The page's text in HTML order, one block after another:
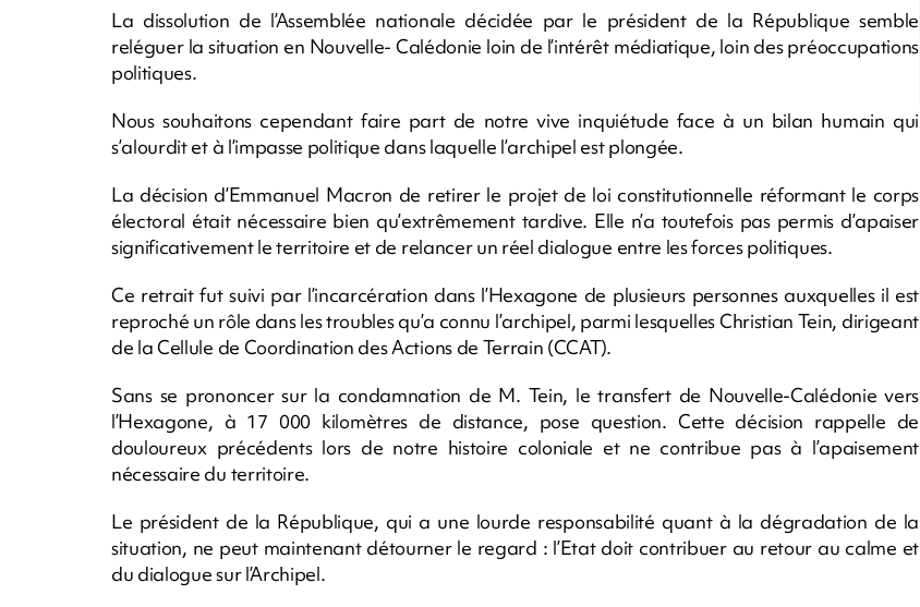
La dissolution de l’Assemblée nationale décidée par le président de la République semble
reléguer la situation en Nouvelle- Calédonie loin de l’intérêt médiatique, loin des préoccupations
politiques.
Nous souhaitons cependant faire part de notre vive inquiétude face à un bilan humain qui
s’alourdit et à l’impasse politique dans laquelle l’archipel est plongée.
La décision d’Emmanuel Macron de retirer le projet de loi constitutionnelle réformant le corps
électoral était nécessaire bien qu’extrêmement tardive. Elle n’a toutefois pas permis d’apaiser
significativement le territoire et de relancer un réel dialogue entre les forces politiques.
Ce retrait fut suivi par l’incarcération dans l’Hexagone de plusieurs personnes auxquelles il est
reproché un rôle dans les troubles qu’a connu l’archipel, parmi lesquelles Christian Tein, dirigeant
de la Cellule de Coordination des Actions de Terrain (CCAT).
Sans se prononcer sur la condamnation de M. Tein, le transfert de Nouvelle-Calédonie vers
l’Hexagone, à 17 000 kilomètres de distance, pose question. Cette décision rappelle de
douloureux précédents lors de notre histoire coloniale et ne contribue pas à l’apaisement
nécessaire du territoire.
Le président de la République, qui a une lourde responsabilité quant à la dégradation de la
situation, ne peut maintenant détourner le regard : l’Etat doit contribuer au retour au calme et
du dialogue sur l’Archipel.